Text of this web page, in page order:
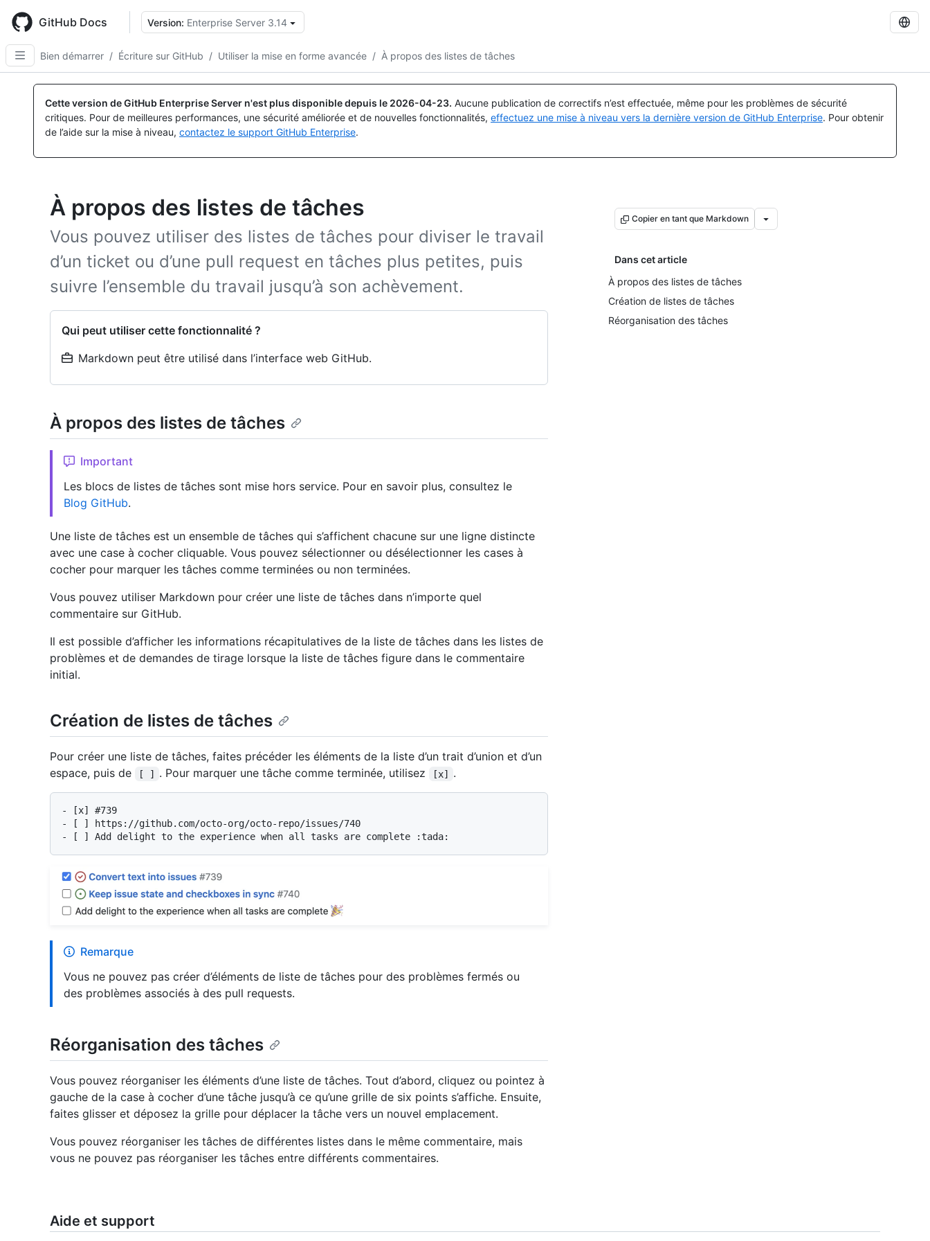
main
content
GitHub Docs Version: Enterprise Server 3.14
Bien démarrer / Écriture sur GitHub / Utiliser la mise en forme avancée / À propos des listes de tâches
Cette version de GitHub Enterprise Server n'est plus disponible depuis le 2026-04-23. Aucune publication de correctifs n’est effectuée, même pour les problèmes de sécurité
critiques. Pour de meilleures performances, une sécurité améliorée et de nouvelles fonctionnalités, effectuez une mise à niveau vers la dernière version de GitHub Enterprise. Pour obtenir
de l’aide sur la mise à niveau, contactez le support GitHub Enterprise.
À propos des listes de tâches
Vous pouvez utiliser des listes de tâches pour diviser le travail
d’un ticket ou d’une pull request en tâches plus petites, puis
suivre l’ensemble du travail jusqu’à son achèvement.
Qui peut utiliser cette fonctionnalité ?
Markdown peut être utilisé dans l’interface web GitHub.
Copier en tant que Markdown
Dans cet article
À propos des listes de tâches
Création de listes de tâches
Réorganisation des tâches
À propos des listes de tâches
Important
Les blocs de listes de tâches sont mise hors service. Pour en savoir plus, consultez le
Blog GitHub.
Une liste de tâches est un ensemble de tâches qui s’affichent chacune sur une ligne distincte
avec une case à cocher cliquable. Vous pouvez sélectionner ou désélectionner les cases à
cocher pour marquer les tâches comme terminées ou non terminées.
Vous pouvez utiliser Markdown pour créer une liste de tâches dans n’importe quel
commentaire sur GitHub.
Il est possible d’afficher les informations récapitulatives de la liste de tâches dans les listes de
problèmes et de demandes de tirage lorsque la liste de tâches figure dans le commentaire
initial.
Création de listes de tâches
Pour créer une liste de tâches, faites précéder les éléments de la liste d’un trait d’union et d’un
espace, puis de
[ ] . Pour marquer une tâche comme terminée, utilisez [x] .
-
-
-
Remarque
Vous ne pouvez pas créer d’éléments de liste de tâches pour des problèmes fermés ou
des problèmes associés à des pull requests.
Réorganisation des tâches
Vous pouvez réorganiser les éléments d’une liste de tâches. Tout d’abord, cliquez ou pointez à
gauche de la case à cocher d’une tâche jusqu’à ce qu’une grille de six points s’affiche. Ensuite,
faites glisser et déposez la grille pour déplacer la tâche vers un nouvel emplacement.
Vous pouvez réorganiser les tâches de différentes listes dans le même commentaire, mais
vous ne pouvez pas réorganiser les tâches entre différents commentaires.
Aide et support